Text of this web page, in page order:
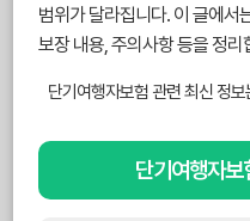
범위가 달라집니다. 이 글에서
보장 내용, 주의사항 등을 정리
단기여행자보험 관련 최신 정
단기여행자보